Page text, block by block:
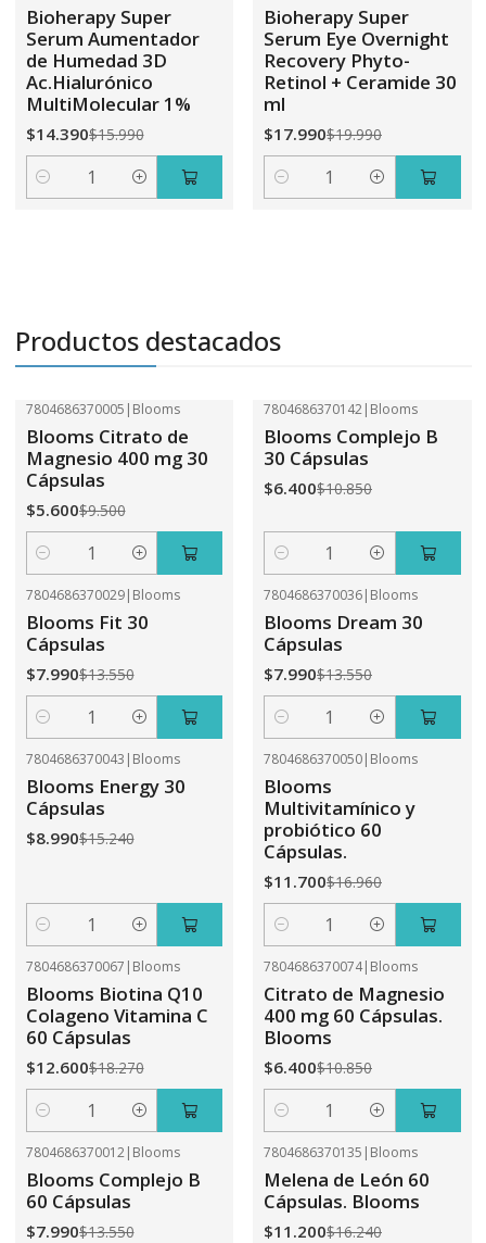
Bioherapy Super
Serum Aumentador
de Humedad 3D
Ac.Hialurónico
MultiMolecular 1%
$14.390$15.990
Cantidad
Bioherapy Super
Serum Eye Overnight
Recovery Phyto-
Retinol + Ceramide 30
ml
$17.990$19.990
Cantidad
Productos destacados
7804686370005 | Blooms
Blooms Citrato de
Magnesio 400 mg 30
Cápsulas
$5.600$9.500
Cantidad
7804686370142| Blooms
Blooms Complejo B
30 Cápsulas
$6.400$10.850
Cantidad
7804686370029| Blooms
Blooms Fit 30
Cápsulas
$7.990$13.550
Cantidad
7804686370036| Blooms
Blooms Dream 30
Cápsulas
$7.990$13.550
Cantidad
7804686370043 | Blooms
Blooms Energy 30
Cápsulas
$8.990$15.240
Cantidad
7804686370050| Blooms
Blooms
Multivitamínico y
probiótico 60
Cápsulas.
$11.700$16.960
Cantidad
7804686370067 | Blooms
Blooms Biotina Q10
Colageno Vitamina C
60 Cápsulas
$12.600$18.270
Cantidad
7804686370074| Blooms
Citrato de Magnesio
400 mg 60 Cápsulas.
Blooms
$6.400$10.850
Cantidad
7804686370012| Blooms
Blooms Complejo B
60 Cápsulas
$7.990$13.550
7804686370135 | Blooms
Melena de León 60
Cápsulas. Blooms
$11.200$16.240